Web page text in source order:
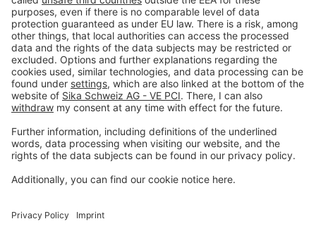
Imprint
Privacy policy
Terms and Conditions
Disclaimer
Open privacy settings
Privacy-Portal
www.bimobject.com